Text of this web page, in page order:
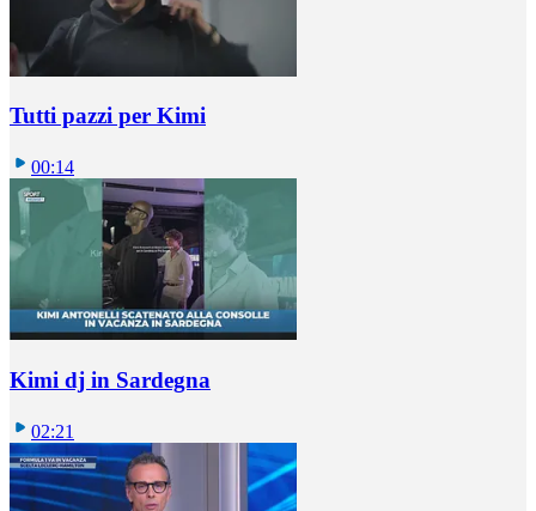
Tutti pazzi per Kimi
00:14
Kimi dj in Sardegna
02:21